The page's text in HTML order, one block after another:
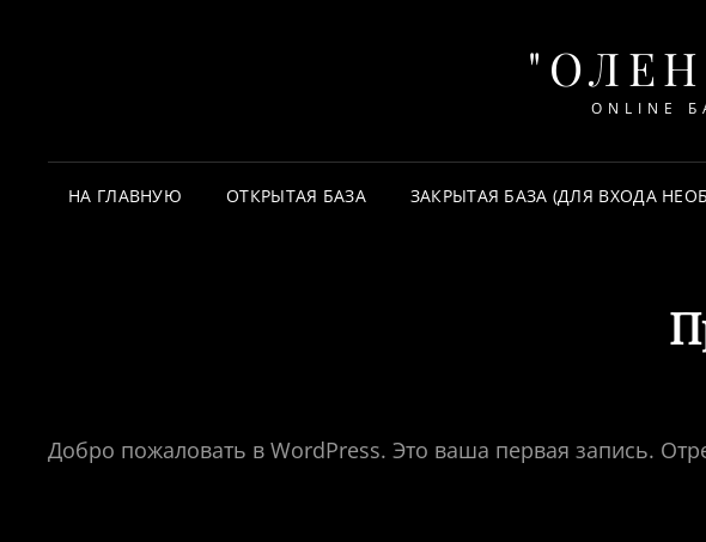
ONLINE
НА ГЛАВНУЮ ОТКРЫТАЯ БАЗА ЗАКРЫТАЯ БАЗА (ДЛЯ ВХОДА
Добро пожаловать в WordPress. Это ваша первая запись.